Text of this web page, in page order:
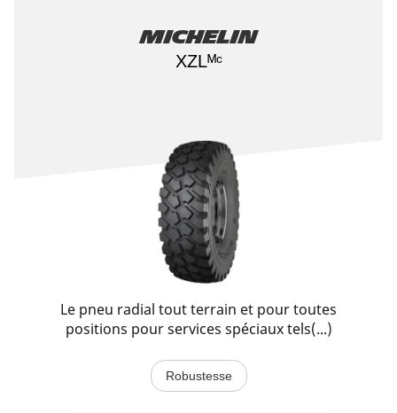
Michelin
XZLᴹᶜ
Le pneu radial tout terrain et pour toutes
positions pour services spéciaux tels(...)
Robustesse